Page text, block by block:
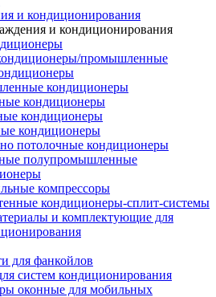
и кондиционирования
и кондиционирования
промышленные
кондиционеры
кондиционеры
кондиционеры
кондиционеры
потолочные кондиционеры
полупромышленные
компрессоры
кондиционеры-сплит-системы
и комплектующие для
для фанкойлов
систем кондиционирования
оконные для мобильных